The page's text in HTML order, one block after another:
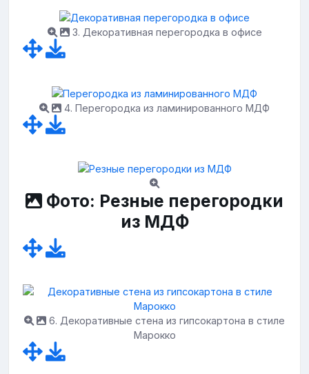
3. Декоративная перегородка в офисе
4. Перегородка из ламинированного МДФ
Фото: Резные перегородки
из МДФ
6. Декоративные стена из гипсокартона в стиле
Марокко